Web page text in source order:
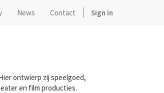
News Contact Sign in
ontwierp zij speelgoed,
en film producties.